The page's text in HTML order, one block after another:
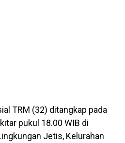
TRM (32) ditangkap pada
pukul 18.00 WIB di
Jetis, Kelurahan